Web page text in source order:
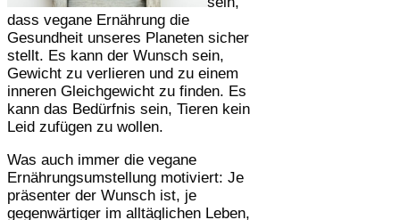
dass vegane Ernährung die
Gesundheit unseres Planeten sicher
stellt. Es kann der Wunsch sein,
Gewicht zu verlieren und zu einem
inneren Gleichgewicht zu finden. Es
kann das Bedürfnis sein, Tieren kein
Leid zufügen zu wollen.
Was auch immer die vegane
Ernährungsumstellung motiviert: Je
präsenter der Wunsch ist, je
gegenwärtiger im alltäglichen Leben,